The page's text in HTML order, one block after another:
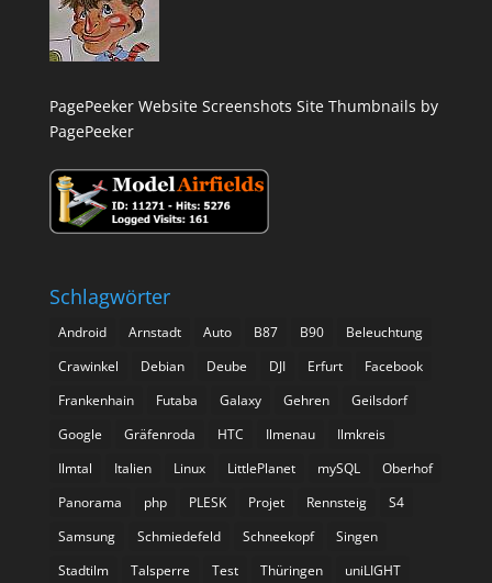
PagePeeker Website Screenshots Site Thumbnails by
PagePeeker
Schlagwörter
Android Arnstadt Auto B87 B90
Beleuchtung
Crawinkel
Debian Deube DJI Erfurt
Facebook
Frankenhain
Futaba Galaxy Gehren
Geilsdorf
Google
Gräfenroda HTC Ilmenau
Ilmkreis
Ilmtal
Italien Linux LittlePlanet mySQL
Oberhof
Panorama
php PLESK Projet Rennsteig
S4
Samsung
Schmiedefeld Schneekopf
Singen
Stadtilm
Talsperre Test Thüringen
uniLIGHT